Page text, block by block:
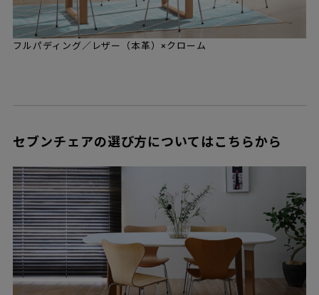
フルパディング／レザー（本革）×クローム
セブンチェアの選び方についてはこちらから